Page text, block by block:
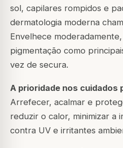
sol, capilares rompidos e
dermatologia moderna
Envelhece
pigmentação como
vez de secura.
A prioridade nos cuidados
Arrefecer, acalmar e
reduzir o calor, minimizar a
contra UV e irritantes